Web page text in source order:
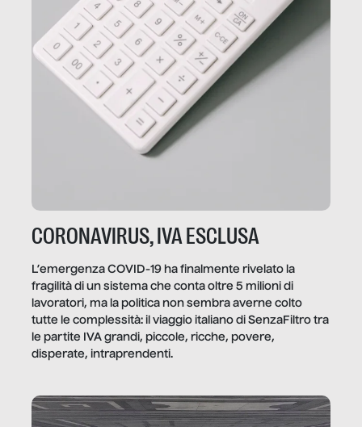
CORONAVIRUS, IVA ESCLUSA
L’emergenza COVID-19 ha finalmente rivelato la
fragilità di un sistema che conta oltre 5 milioni di
lavoratori, ma la politica non sembra averne colto
tutte le complessità: il viaggio italiano di SenzaFiltro tra
le partite IVA grandi, piccole, ricche, povere,
disperate, intraprendenti.